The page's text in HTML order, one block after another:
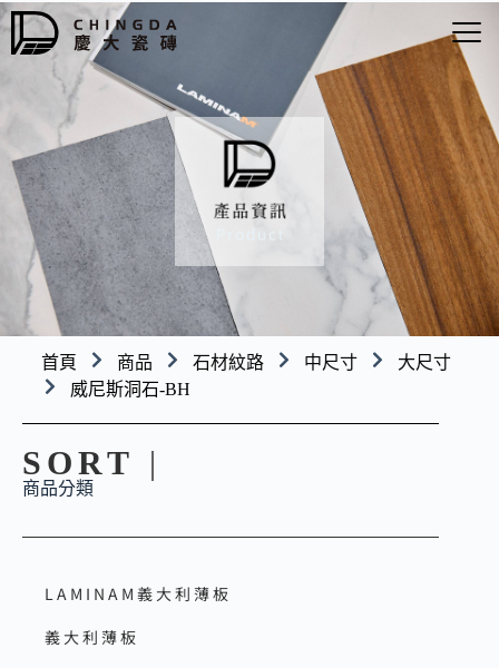
首頁 商品 石材紋路 中尺寸
大尺寸
威尼斯洞石-BH
SORT |
商品分類
LAMINAM義大利薄板
義大利薄板